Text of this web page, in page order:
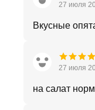
27 июля
Вкусные
27 июля
на салат